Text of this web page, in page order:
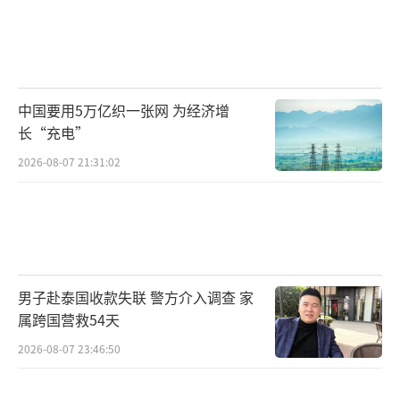
中国要用5万亿织一张网 为经济增
长“充电”
2026-08-07 21:31:02
男子赴泰国收款失联 警方介入调查 家
属跨国营救54天
2026-08-07 23:46:50